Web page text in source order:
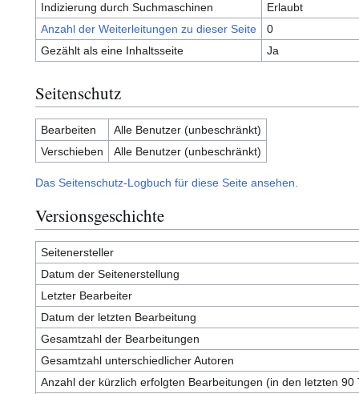
Indizierung durch Suchmaschinen
Erlaubt
Anzahl der Weiterleitungen zu dieser Seite
0
Gezählt als eine Inhaltsseite
Ja
Seitenschutz
Bearbeiten
Alle Benutzer (unbeschränkt)
Verschieben
Alle Benutzer (unbeschränkt)
Das Seitenschutz-Logbuch für diese Seite ansehen.
Versionsgeschichte
Seitenersteller
Datum der Seitenerstellung
Letzter Bearbeiter
Datum der letzten Bearbeitung
Gesamtzahl der Bearbeitungen
Gesamtzahl unterschiedlicher Autoren
Anzahl der kürzlich erfolgten Bearbeitungen (in den letzten 90